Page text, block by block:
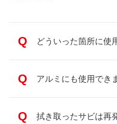
Q どういった箇所に使
Q アルミにも使用でき
Q 拭き取ったサビは再